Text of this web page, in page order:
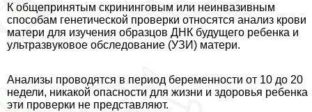
К общепринятым скрининговым или неинвазивным
способам генетической проверки относятся анализ крови
матери для изучения образцов ДНК будущего ребенка и
ультразвуковое обследование (УЗИ) матери.
Анализы проводятся в период беременности от 10 до 20
недели, никакой опасности для жизни и здоровья ребенка
эти проверки не представляют.